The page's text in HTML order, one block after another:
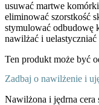
usuwać martwe
eliminować szorstkość
stymulować odbudowę
nawilżać i uelastyczniać
Ten produkt może być
Zadbaj o nawilżenie i
Nawilżona i jędrna cera